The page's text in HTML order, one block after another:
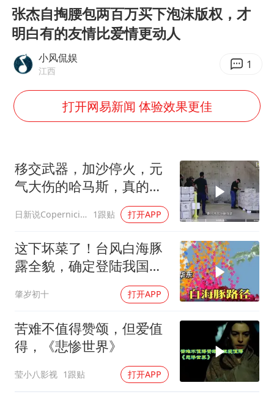
国防部：中国军队坚决反制任何闹海挑衅图谋
我国外贸延续良好增长态势
中巨芯：上半年归母净利润1405.77万元
中国女篮70-67险胜尼日利亚女篮
夯实基础开新局
张杰自掏腰包两百万买下泡沫版权，才
明白有的友情比爱情更动人
小风侃娱
江西 1
打开网易新闻 体验效果更佳
移交武器，加沙停火，元
气大伤的哈马斯，真的认
日新说Copernicium 1跟贴 打开APP
这下坏菜了！台风白海豚
露全貌，确定登陆我国沿
肇岁初十 打开APP
苦难不值得赞颂，但爱值
得，《悲惨世界》
莹小八影视 1跟贴 打开APP